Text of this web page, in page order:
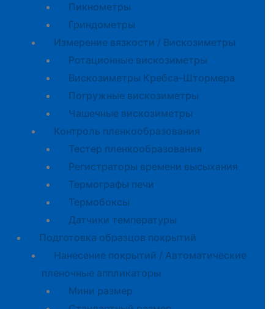
Пикнометры
Гриндометры
Измерение вязкости / Вискозиметры
Ротационные вискозиметры
Вискозиметры Кребса-Штормера
Погружные вискозиметры
Чашечные вискозиметры
Контроль пленкообразования
Тестер пленкообразования
Регистраторы времени высыхания
Термографы печи
Термобоксы
Датчики температуры
Подготовка образцов покрытий
Нанесение покрытий / Автоматические
пленочные аппликаторы
Мини размер